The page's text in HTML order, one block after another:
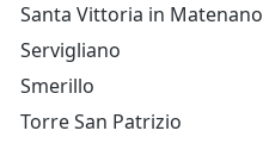
Santa Vittoria in Matenano
Servigliano
Smerillo
Torre San Patrizio